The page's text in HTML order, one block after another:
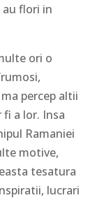
au flori in
ori o
percep altii
fi a lor. Insa
Ramaniei
motive,
tesatura
lucrari